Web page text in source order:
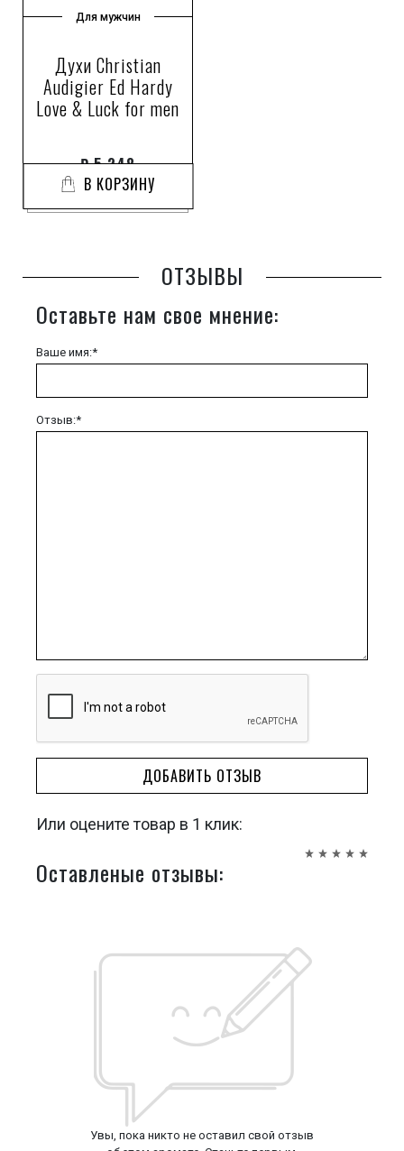
Для мужчин
Духи Christian
Audigier Ed Hardy
Love & Luck for men
₽5 248
В КОРЗИНУ
ОТЗЫВЫ
Оставьте нам свое мнение:
Ваше имя:*
Отзыв:*
ДОБАВИТЬ ОТЗЫВ
Или оцените товар в 1 клик:
Оставленые отзывы:
Увы, пока никто не оставил свой отзыв